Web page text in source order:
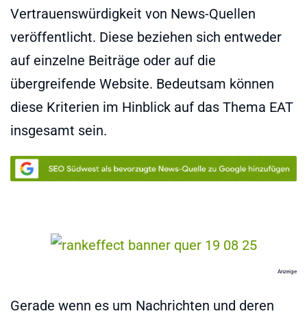
Vertrauenswürdigkeit von News-Quellen
veröffentlicht. Diese beziehen sich entweder
auf einzelne Beiträge oder auf die
übergreifende Website. Bedeutsam können
diese Kriterien im Hinblick auf das Thema EAT
insgesamt sein.
Anzeige
Gerade wenn es um Nachrichten und deren